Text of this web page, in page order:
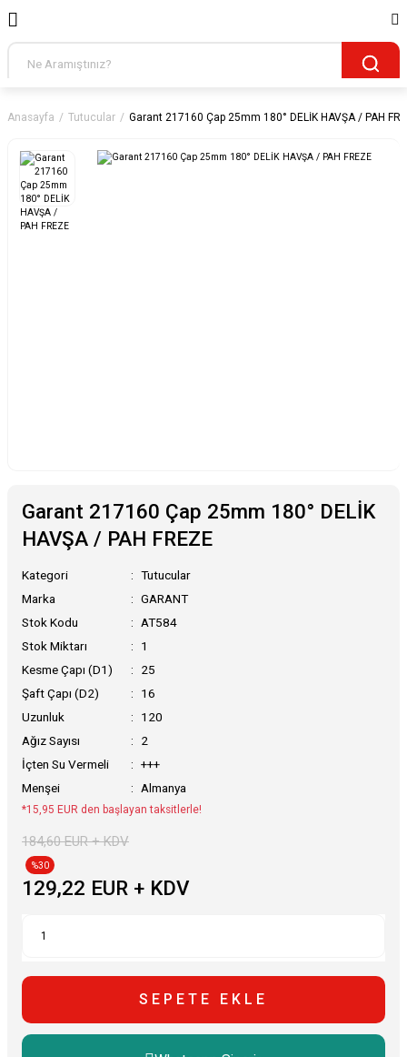
Anasayfa Tutucular Garant 217160 Çap 25mm 180° DELİK HAVŞA / PAH
Garant 217160 Çap 25mm 180° DELİK
HAVŞA / PAH FREZE
Kategori
Tutucular
Marka
GARANT
Stok Kodu
AT584
Stok Miktarı
1
Kesme Çapı (D1)
25
Şaft Çapı (D2)
16
Uzunluk
120
Ağız Sayısı
2
İçten Su Vermeli
+++
Menşei
Almanya
*15,95 EUR den başlayan taksitlerle!
184,60 EUR + KDV
%30
129,22 EUR + KDV
SEPETE EKLE